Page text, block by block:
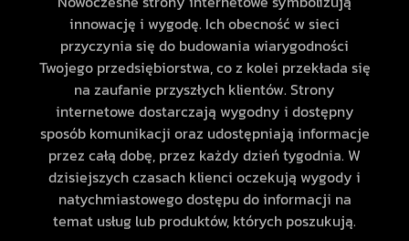
przyczynia się do budowania wiarygodności
Twojego przedsiębiorstwa, co z kolei przekłada się
na zaufanie przyszłych klientów. Strony
internetowe dostarczają wygodny i dostępny
sposób komunikacji oraz udostępniają informacje
przez całą dobę, przez każdy dzień tygodnia. W
dzisiejszych czasach klienci oczekują wygody i
natychmiastowego dostępu do informacji na
temat usług lub produktów, których poszukują.